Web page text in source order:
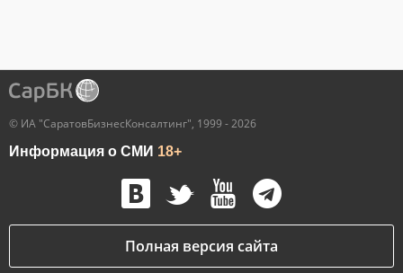
© ИА "СаратовБизнесКонсалтинг", 1999 - 2026
Информация о СМИ 18+
Полная версия сайта